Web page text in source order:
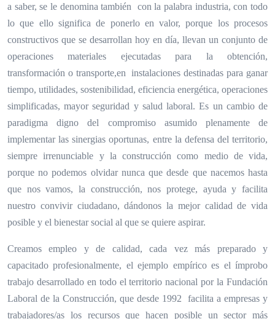
a saber, se le denomina también con la palabra industria, con todo
lo que ello significa de ponerlo en valor, porque los procesos
constructivos que se desarrollan hoy en día, llevan un conjunto de
operaciones materiales ejecutadas para la obtención,
transformación o transporte,en instalaciones destinadas para ganar
tiempo, utilidades, sostenibilidad, eficiencia energética, operaciones
simplificadas, mayor seguridad y salud laboral. Es un cambio de
paradigma digno del compromiso asumido plenamente de
implementar las sinergias oportunas, entre la defensa del territorio,
siempre irrenunciable y la construcción como medio de vida,
porque no podemos olvidar nunca que desde que nacemos hasta
que nos vamos, la construcción, nos protege, ayuda y facilita
nuestro convivir ciudadano, dándonos la mejor calidad de vida
posible y el bienestar social al que se quiere aspirar.
Creamos empleo y de calidad, cada vez más preparado y
capacitado profesionalmente, el ejemplo empírico es el ímprobo
trabajo desarrollado en todo el territorio nacional por la Fundación
Laboral de la Construcción, que desde 1992 facilita a empresas y
trabajadores/as los recursos que hacen posible un sector más